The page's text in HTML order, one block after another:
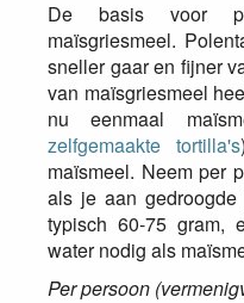
De basis voor
maïsgriesmeel.
sneller gaar en fijner
van maïsgriesmeel
nu eenmaal
zelfgemaakte tortilla's
maïsmeel. Neem per
als je aan
typisch 60-75 gram,
water nodig als
Per persoon